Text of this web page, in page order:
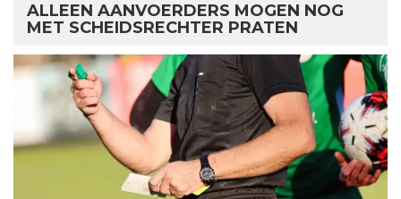
ALLEEN AANVOERDERS MOGEN NOG
MET SCHEIDSRECHTER PRATEN